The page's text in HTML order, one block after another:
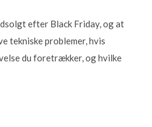
efter Black Friday, og at
tekniske problemer, hvis
du foretrækker, og hvilke